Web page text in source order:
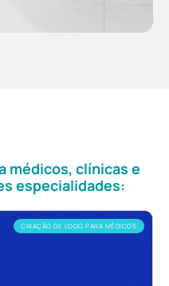
médicos, clínicas e
especialidades:
CRIAÇÃO DE LOGO PARA MÉDICOS